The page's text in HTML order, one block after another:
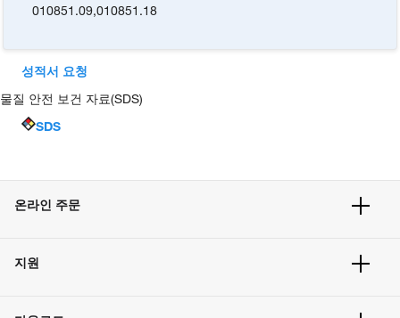
010851.09,010851.18
성적서 요청
물질 안전 보건 자료(SDS)
SDS
온라인 주문
주문 방법
지원